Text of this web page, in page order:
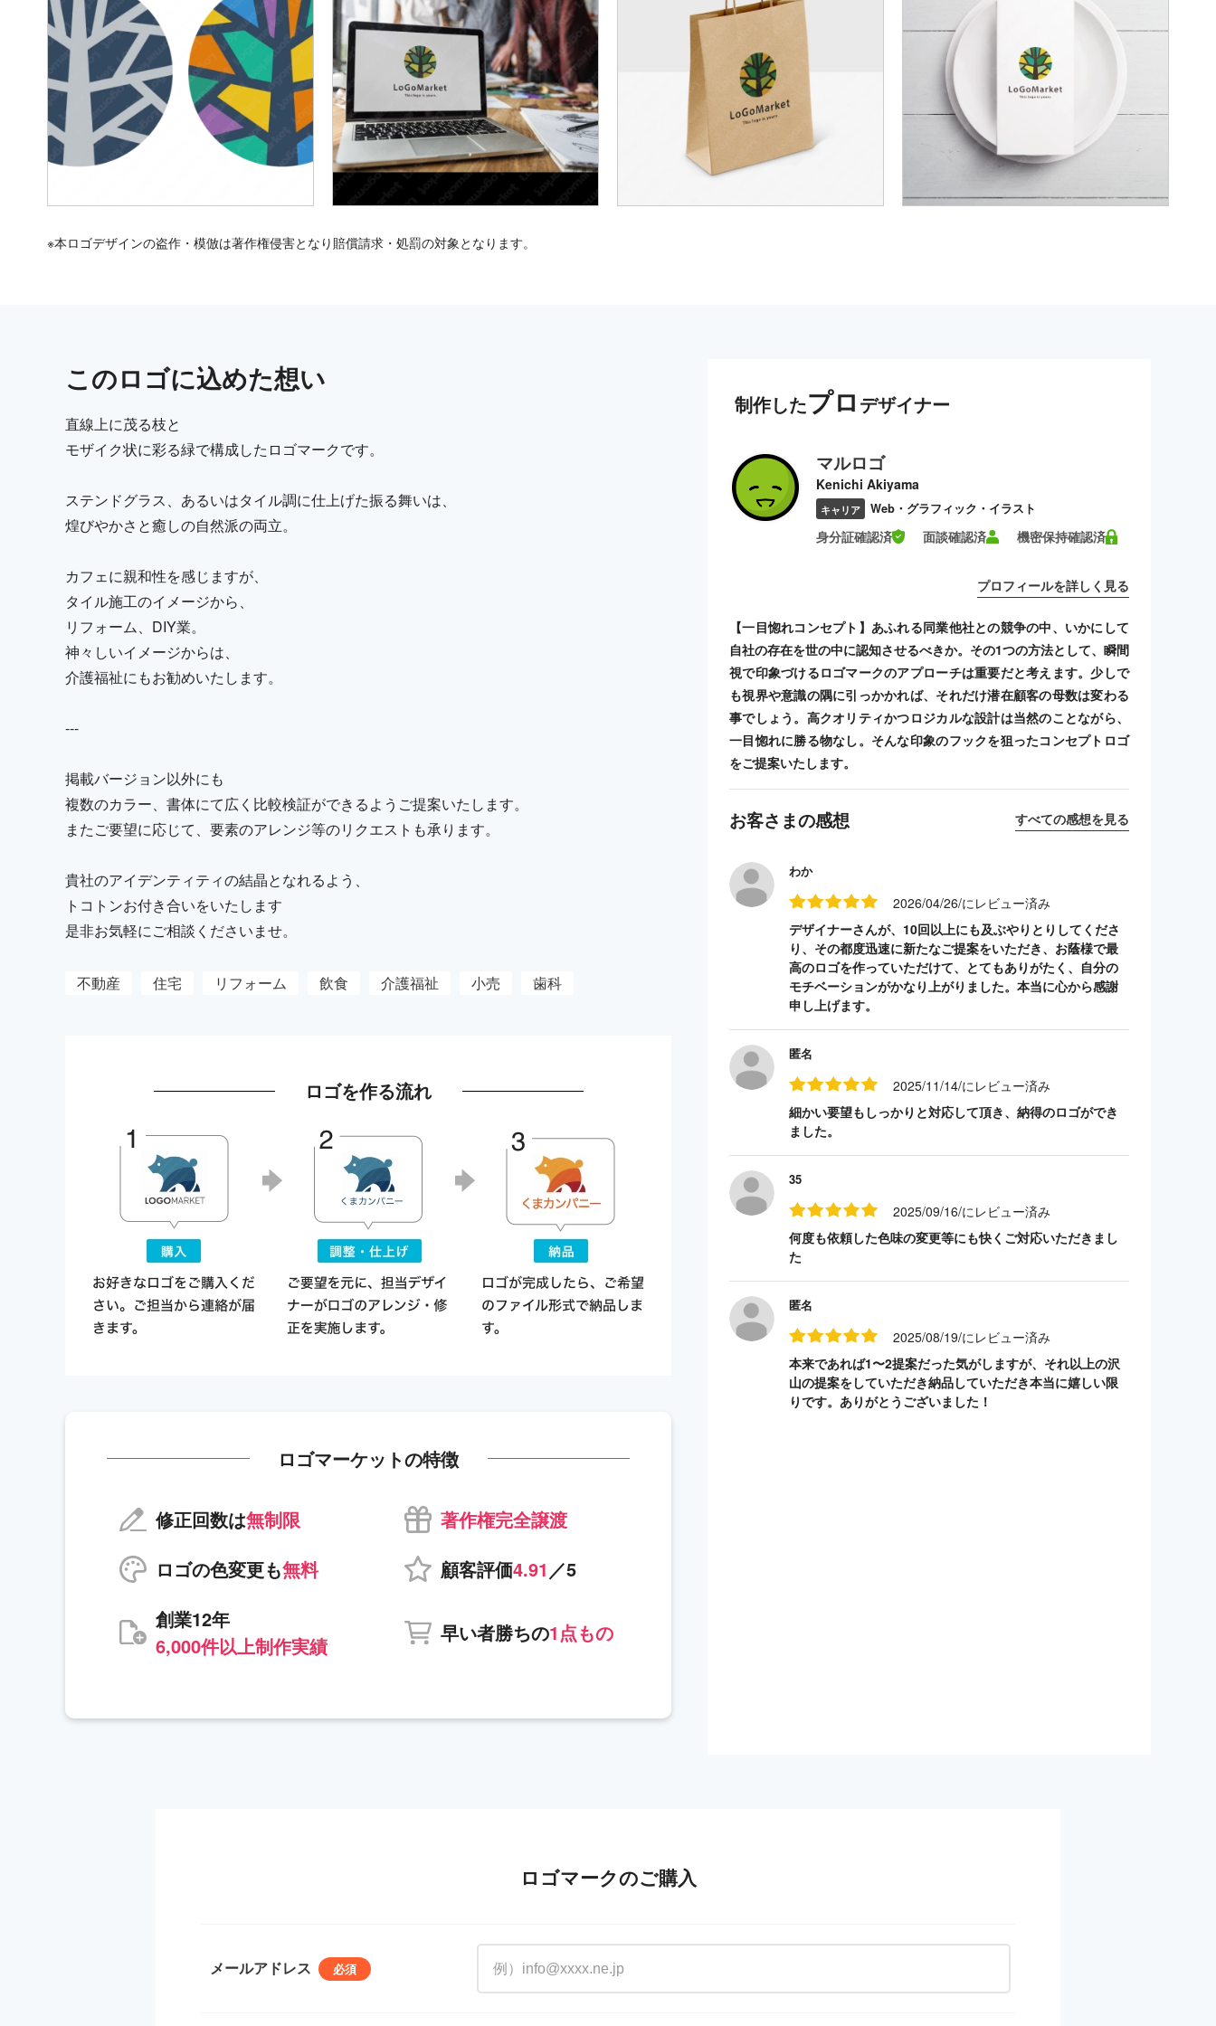
※本ロゴデザインの盗作・模倣は著作権侵害となり賠償請求・処罰の対象となります。
このロゴに込めた想い
直線上に茂る枝と
モザイク状に彩る緑で構成したロゴマークです。
ステンドグラス、あるいはタイル調に仕上げた振る舞いは、
煌びやかさと癒しの自然派の両立。
カフェに親和性を感じますが、
タイル施工のイメージから、
リフォーム、DIY業。
神々しいイメージからは、
介護福祉にもお勧めいたします。
---
掲載バージョン以外にも
複数のカラー、書体にて広く比較検証ができるようご提案いたします。
またご要望に応じて、要素のアレンジ等のリクエストも承ります。
貴社のアイデンティティの結晶となれるよう、
トコトンお付き合いをいたします
是非お気軽にご相談くださいませ。
不動産 住宅 リフォーム 飲食 介護福祉 小売 歯科
ロゴを作る流れ
ロゴマーケットの特徴
修正回数は無制限
著作権完全譲渡
ロゴの色変更も無料 顧客評価4.91 ／5
創業12年
6,000件以上制作実績
早い者勝ちの1点もの
制作したプロ デザイナー
マルロゴ
Kenichi Akiyama
キャリア Web・グラフィック・イラスト
身分証確認済 面談確認済 機密保持確認済
プロフィールを詳しく見る
【一目惚れコンセプト】あふれる同業他社との競争の中、いかにして
自社の存在を世の中に認知させるべきか。その1つの方法として、瞬間
視で印象づけるロゴマークのアプローチは重要だと考えます。少しで
も視界や意識の隅に引っかかれば、それだけ潜在顧客の母数は変わる
事でしょう。高クオリティかつロジカルな設計は当然のことながら、
一目惚れに勝る物なし。そんな印象のフックを狙ったコンセプトロゴ
をご提案いたします。
お客さまの感想 すべての感想を見る
わか
2026/04/26/にレビュー済み
デザイナーさんが、10回以上にも及ぶやりとりしてくださ
り、その都度迅速に新たなご提案をいただき、お蔭様で最
高のロゴを作っていただけて、とてもありがたく、自分の
モチベーションがかなり上がりました。本当に心から感謝
申し上げます。
匿名
2025/11/14/にレビュー済み
細かい要望もしっかりと対応して頂き、納得のロゴができ
ました。
35
2025/09/16/にレビュー済み
何度も依頼した色味の変更等にも快くご対応いただきまし
た
匿名
2025/08/19/にレビュー済み
本来であれば1〜2提案だった気がしますが、それ以上の沢
山の提案をしていただき納品していただき本当に嬉しい限
りです。ありがとうございました！
ロゴマークのご購入
メールアドレス